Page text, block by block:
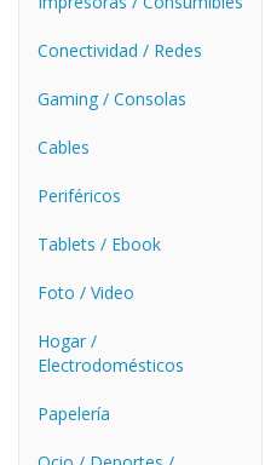
Conectividad / Redes
Gaming / Consolas
Cables
Periféricos
Tablets / Ebook
Foto / Video
Hogar /
Electrodomésticos
Papelería